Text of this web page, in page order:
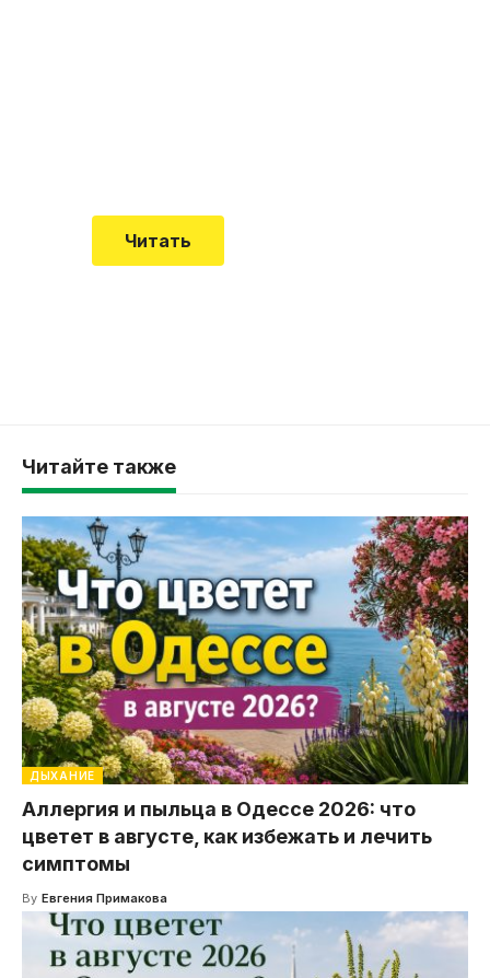
Читать
Читайте также
ДЫХАНИЕ
Аллергия и пыльца в Одессе 2026: что
цветет в августе, как избежать и лечить
симптомы
By Евгения Примакова